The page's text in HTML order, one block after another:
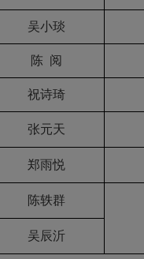
吴小琰
陈 阅
祝诗琦
张元天
郑雨悦
陈轶群
吴辰沂